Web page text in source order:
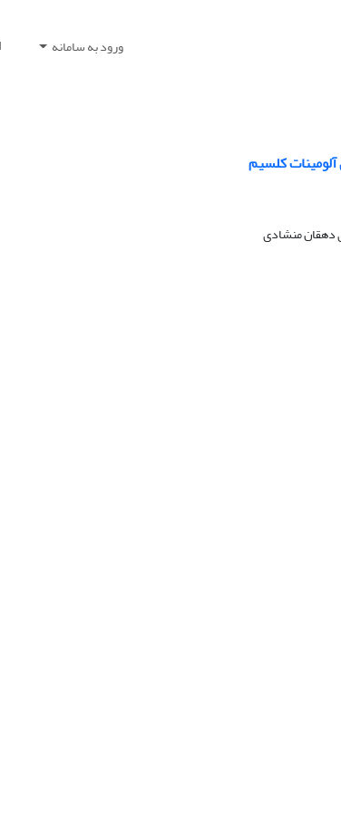
ورود به سامانه
کلسیم
دهقان منشادی